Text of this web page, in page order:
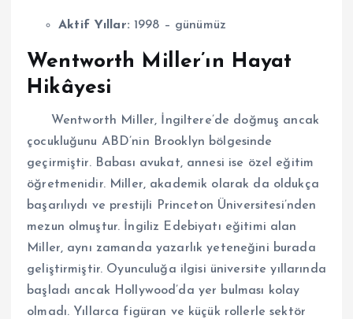
Aktif Yıllar: 1998 – günümüz
Wentworth Miller’ın Hayat
Hikâyesi
Wentworth Miller, İngiltere’de doğmuş ancak
çocukluğunu ABD’nin Brooklyn bölgesinde
geçirmiştir. Babası avukat, annesi ise özel eğitim
öğretmenidir. Miller, akademik olarak da oldukça
başarılıydı ve prestijli Princeton Üniversitesi’nden
mezun olmuştur. İngiliz Edebiyatı eğitimi alan
Miller, aynı zamanda yazarlık yeteneğini burada
geliştirmiştir. Oyunculuğa ilgisi üniversite yıllarında
başladı ancak Hollywood’da yer bulması kolay
olmadı. Yıllarca figüran ve küçük rollerle sektör